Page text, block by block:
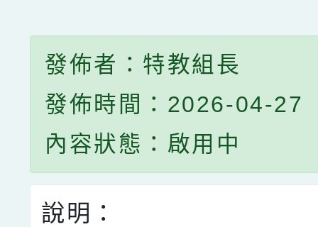
發佈者：特教組長
發佈時間：2026-04-27
內容狀態：啟用中
說明：